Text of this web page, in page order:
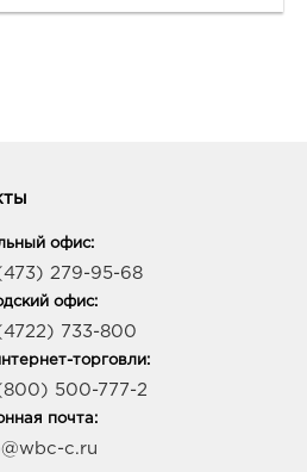
офис:
279-95-68
офис:
733-800
торговли:
500-777-2
почта:
c.ru